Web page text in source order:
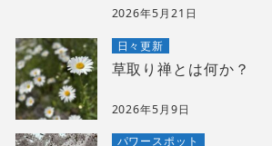
2026年5月21日
日々更新
草取り禅とは何か？
2026年5月9日
パワースポット